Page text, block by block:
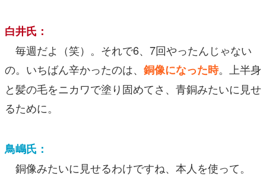
白井氏：
毎週だよ（笑）。それで6、7回やったんじゃない
の。いちばん辛かったのは、 銅像になった時。上半身
と髪の毛をニカワで塗り固めてさ、青銅みたいに見せ
るために。
鳥嶋氏：
銅像みたいに見せるわけですね、本人を使って。